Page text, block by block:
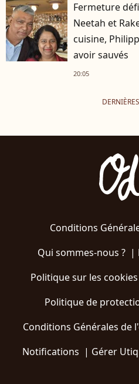
Fermeture
Neetah et
cuisine,
avoir sauvés
20:05
Conditions
Qui sommes-nous ?|
Politique sur les
Politique de
Conditions Générales de
Notifications | Gérer Utiq